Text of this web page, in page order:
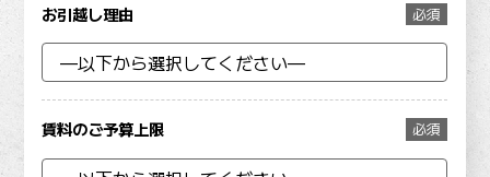
お引越し理由 必須
賃料のご予算上限 必須